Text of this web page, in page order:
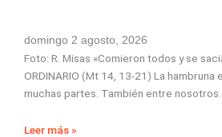
domingo 2 agosto, 2026
Foto: R. Misas «Comieron todos y se
ORDINARIO (Mt 14, 13-21) La hambruna
muchas partes. También entre
Leer más »